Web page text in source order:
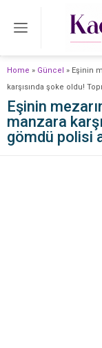
Home » Güncel » Eşinin
karşısında şoke oldu!
Eşinin
manzara
gömdü polisi